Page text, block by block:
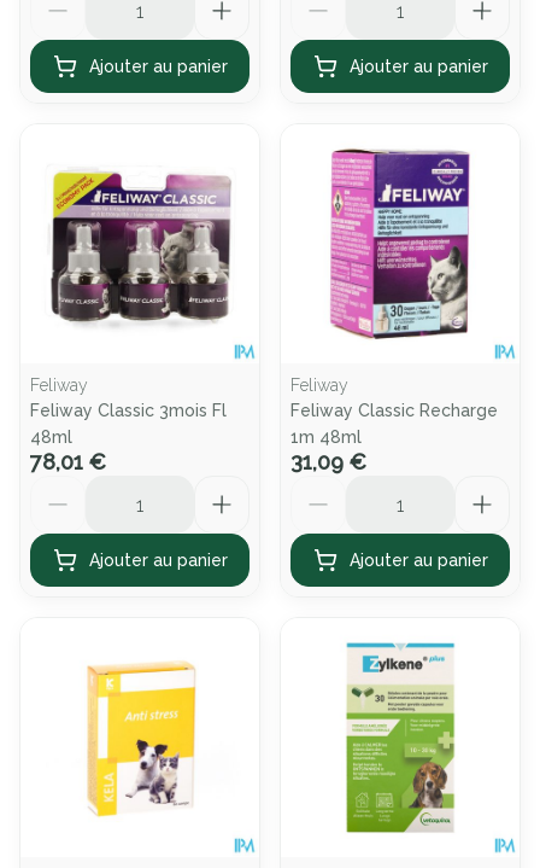
Ajouter au panier Ajouter au panier
Feliway
Feliway Classic 3mois Fl
48ml
78,01 €
Ajouter au panier
Feliway
Feliway Classic Recharge
1m 48ml
31,09 €
Ajouter au panier